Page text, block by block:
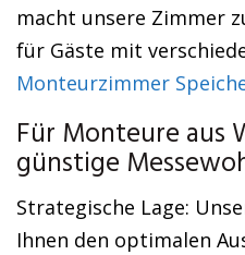
macht unsere Zimmer
für Gäste mit
Monteurzimmer
Für Monteure aus
günstige
Strategische Lage:
Ihnen den optimalen